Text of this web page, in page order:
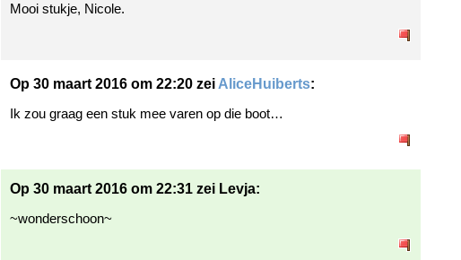
Mooi stukje, Nicole.
Op 30 maart 2016 om 22:20 zei AliceHuiberts:
Ik zou graag een stuk mee varen op die boot…
Op 30 maart 2016 om 22:31 zei Levja:
~wonderschoon~